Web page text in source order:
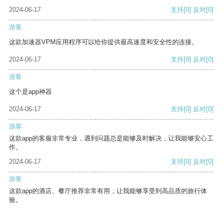
2024-06-17
支持[0] 反对[0]
游客
这款加速器VPM应用程序可以给你提供最高速度和安全性的连接。
2024-06-17 支持[0] 反对[0]
游客
这个是app神器
2024-06-17 支持[0] 反对[0]
游客
这款app的客服非常专业，遇到问题总是能够及时解决，让我能够安心工
作。
2024-06-17
支持[0] 反对[0]
游客
这款app的酒店、餐厅推荐非常有用，让我能够享受到高品质的旅行体
验。